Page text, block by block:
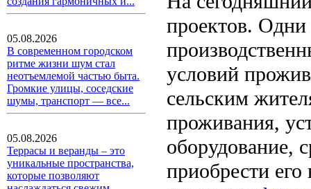
05.08.2026
В современном городском
ритме жизни шум стал
неотъемлемой частью быта.
Громкие улицы, соседские
шумы, транспорт — все...
05.08.2026
Террасы и веранды – это
уникальные пространства,
которые позволяют
проектов.
условий
сельским
проживания,
оборудование,
приобрести